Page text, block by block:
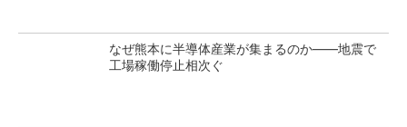
なぜ熊本に半導体産業が集まるのか――地震で
工場稼働停止相次ぐ